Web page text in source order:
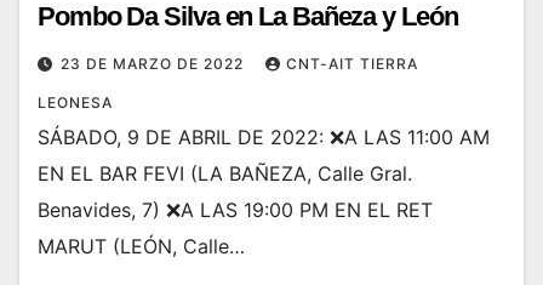
Pombo Da Silva en La Bañeza y León
23 DE MARZO DE 2022 CNT-AIT TIERRA
LEONESA
SÁBADO, 9 DE ABRIL DE 2022: ❌A LAS 11:00 AM
EN EL BAR FEVI (LA BAÑEZA, Calle Gral.
Benavides, 7) ❌A LAS 19:00 PM EN EL RET
MARUT (LEÓN, Calle…